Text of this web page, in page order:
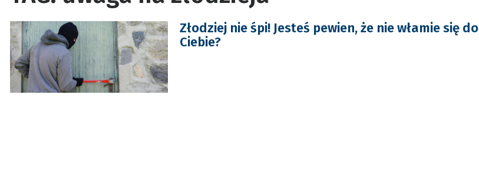
Złodziej nie śpi! Jesteś pewien, że nie włamie się do
Ciebie?